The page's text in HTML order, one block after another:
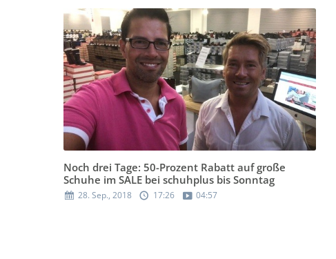
Noch drei Tage: 50-Prozent Rabatt auf große
Schuhe im SALE bei schuhplus bis Sonntag
28. Sep., 2018 17:26 04:57